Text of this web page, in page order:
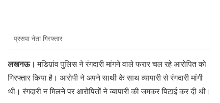
प्रसपा नेता गिरफ्तार
लखनऊ। मडिय़ांव पुलिस ने रंगदारी मांगने वाले फरार चल रहे आरोपित को
गिरफ्तार किया है। आरोपी ने अपने साथी के साथ व्यापारी से रंगदारी मांगी
थी। रंगदारी न मिलने पर आरोपितों ने व्यापारी की जमकर पिटाई कर दी थी।